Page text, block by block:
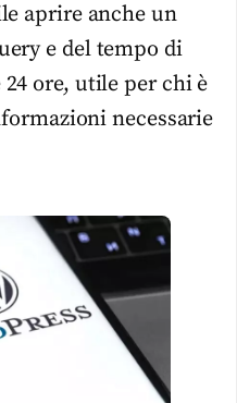
aprire anche un
e del tempo di
ore, utile per chi è
necessarie